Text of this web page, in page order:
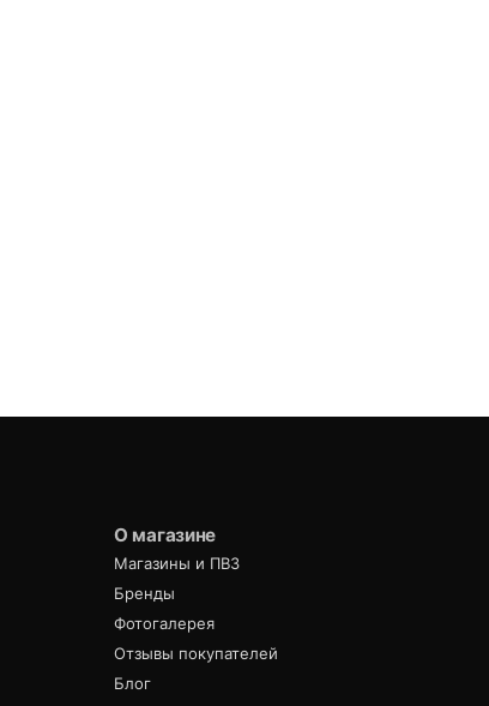
О магазине
Магазины и ПВЗ
Бренды
Фотогалерея
Отзывы покупателей
Блог